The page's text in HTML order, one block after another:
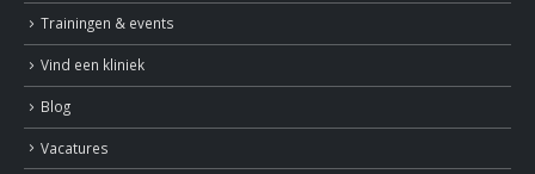
Trainingen & events
Vind een kliniek
Blog
Vacatures